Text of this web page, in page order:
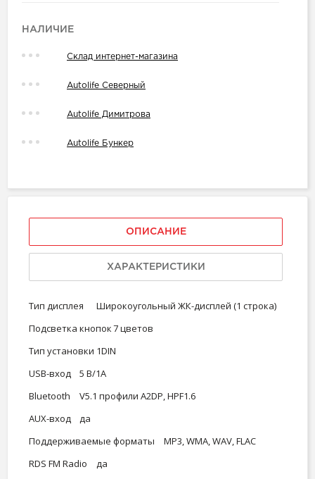
НАЛИЧИЕ
Склад интернет-магазина
Autolife Северный
Autolife Димитрова
Autolife Бункер
ОПИСАНИЕ
ХАРАКТЕРИСТИКИ
Тип дисплея
Широкоугольный ЖК-дисплей (1 строка)
Подсветка кнопок7 цветов
Тип установки 1DIN
USB-вход
5 В/1А
Bluetooth
V5.1 профили A2DP, HPF1.6
AUX-вход
да
Поддерживаемые форматы
MP3, WMA, WAV, FLAC
RDS FM Radio
да